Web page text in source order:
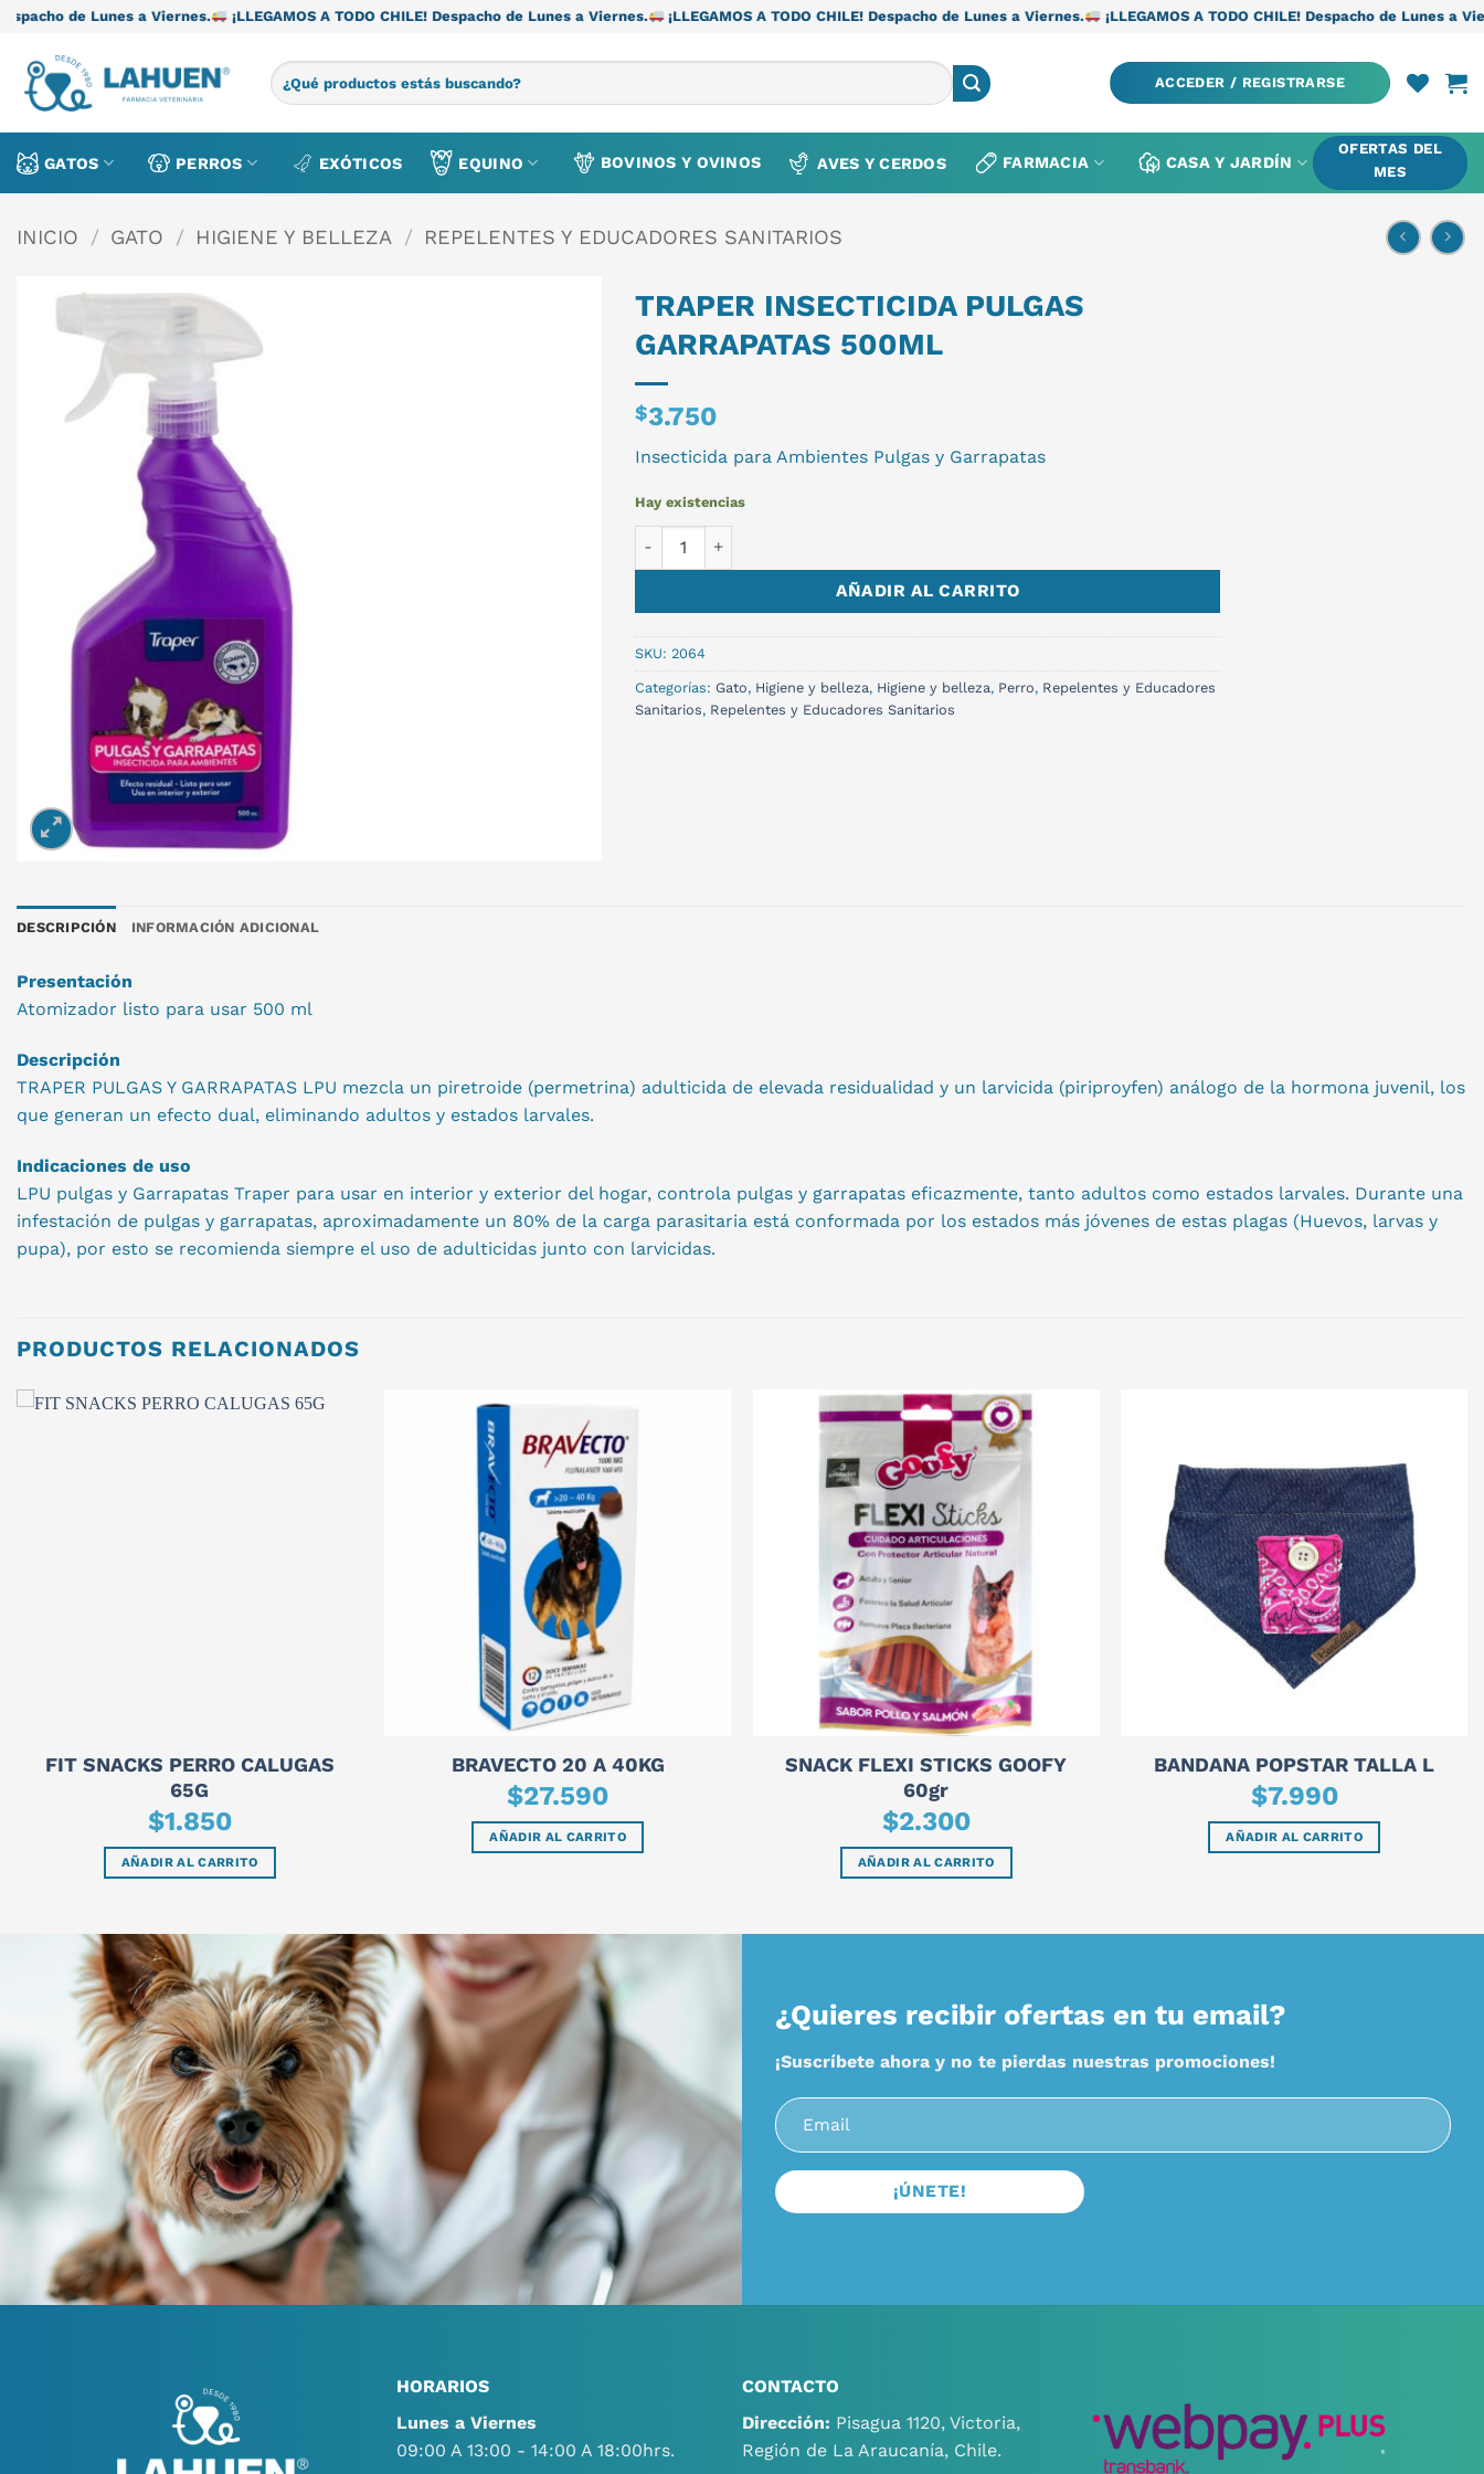
Saltar
contenido
a Viernes. ¡LLEGAMOS A TODO CHILE! Despacho de Lunes a Viernes. ¡LLEGAMOS A TODO CHILE! Despacho de Lunes a Viernes. ¡LLEGAMOS A TODO CHILE! Despacho de Lunes a Viernes.
Buscar
por:
ACCEDER / REGISTRARSE
GATOS PERROS EXÓTICOS EQUINO BOVINOS Y OVINOS AVES Y CERDOS FARMACIA CASA Y JARDÍN
OFERTAS DEL
MES
INICIO / GATO / HIGIENE Y BELLEZA / REPELENTES Y EDUCADORES SANITARIOS
TRAPER INSECTICIDA PULGAS
GARRAPATAS 500ML
$3.750
Insecticida para Ambientes Pulgas y Garrapatas
Hay existencias
AÑADIR AL CARRITO
SKU: 2064
Categorías: Gato, Higiene y belleza, Higiene y belleza, Perro, Repelentes y Educadores
Sanitarios, Repelentes y Educadores Sanitarios
DESCRIPCIÓN INFORMACIÓN ADICIONAL
Presentación
Atomizador listo para usar 500 ml
Descripción
TRAPER PULGAS Y GARRAPATAS LPU mezcla un piretroide (permetrina) adulticida de elevada residualidad y un larvicida (piriproyfen) análogo de la hormona juvenil, los
que generan un efecto dual, eliminando adultos y estados larvales.
Indicaciones de uso
LPU pulgas y Garrapatas Traper para usar en interior y exterior del hogar, controla pulgas y garrapatas eficazmente, tanto adultos como estados larvales. Durante una
infestación de pulgas y garrapatas, aproximadamente un 80% de la carga parasitaria está conformada por los estados más jóvenes de estas plagas (Huevos, larvas y
pupa), por esto se recomienda siempre el uso de adulticidas junto con larvicidas.
PRODUCTOS RELACIONADOS
FIT SNACKS PERRO CALUGAS
65G
$1.850
AÑADIR AL CARRITO
BRAVECTO 20 A 40KG
$27.590
AÑADIR AL CARRITO
SNACK FLEXI STICKS GOOFY
60gr
$2.300
AÑADIR AL CARRITO
BANDANA POPSTAR TALLA L
$7.990
AÑADIR AL CARRITO
¿Quieres recibir ofertas en tu email?
¡Suscríbete ahora y no te pierdas nuestras promociones!
HORARIOS
Lunes a Viernes
09:00 A 13:00 - 14:00 A 18:00hrs.
CONTACTO
Dirección: Pisagua 1120, Victoria,
Región de La Araucanía, Chile.